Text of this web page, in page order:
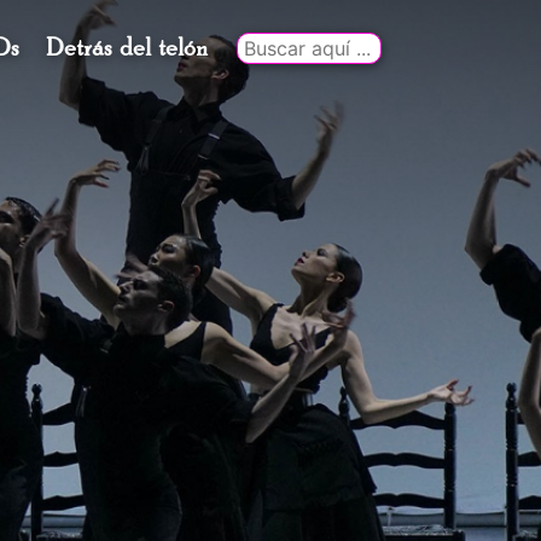
Detrás del telón
Buscar
por: